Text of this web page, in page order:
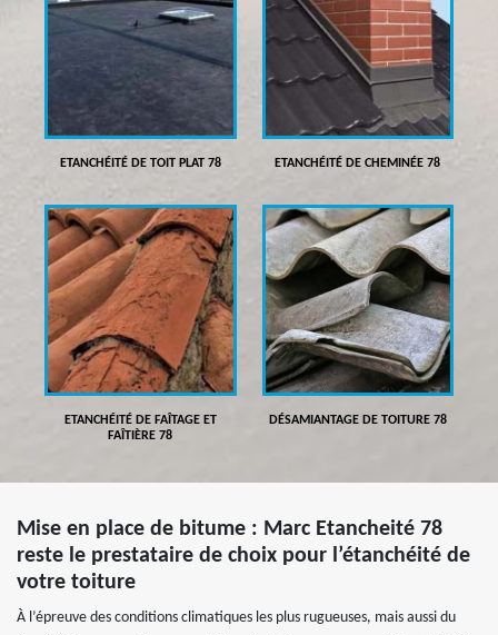
ETANCHÉITÉ DE TOIT PLAT 78 ETANCHÉITÉ DE CHEMINÉE 78
ETANCHÉITÉ DE FAÎTAGE ET
FAÎTIÈRE 78
DÉSAMIANTAGE DE TOITURE 78
Mise en place de bitume : Marc Etancheité 78
reste le prestataire de choix pour l’étanchéité de
votre toiture
À l’épreuve des conditions climatiques les plus rugueuses, mais aussi du